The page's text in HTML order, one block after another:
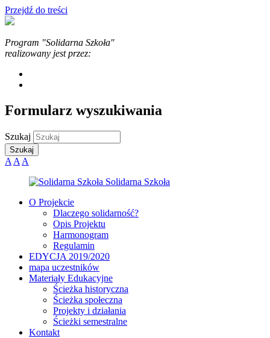
Przejdź do treści
Program "Solidarna Szkoła"
realizowany jest przez:
Formularz wyszukiwania
Szukaj
A A A
O Projekcie
Dlaczego solidarność?
Opis Projektu
Harmonogram
Regulamin
EDYCJA 2019/2020
mapa uczestników
Materiały Edukacyjne
Ścieżka historyczna
Ścieżka społeczna
Projekty i działania
Ścieżki semestralne
Kontakt